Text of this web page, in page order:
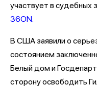
участвует в судебных
36ON.
В США заявили о
состоянием
Белый дом и
сторону освободить